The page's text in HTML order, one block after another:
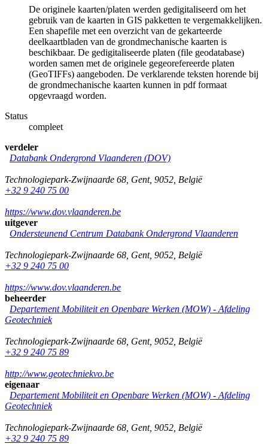
De originele kaarten/platen werden gedigitaliseerd om het
gebruik van de kaarten in GIS pakketten te vergemakkelijken.
Een shapefile met een overzicht van de gekarteerde
deelkaartbladen van de grondmechanische kaarten is
beschikbaar. De gedigitaliseerde platen (file geodatabase)
worden samen met de originele gegeorefereerde platen
(GeoTIFFs) aangeboden. De verklarende teksten horende bij
de grondmechanische kaarten kunnen in pdf formaat
opgevraagd worden.
Status
compleet
verdeler
Databank Ondergrond Vlaanderen (DOV)
Technologiepark-Zwijnaarde 68 Gent, 9052 België
+32 9 240 75 00
https://www.dov.vlaanderen.be
uitgever
Ondersteunend Centrum Databank Ondergrond Vlaanderen
Technologiepark-Zwijnaarde 68 Gent, 9052 België
+32 9 240 75 00
https://www.dov.vlaanderen.be
beheerder
Departement Mobiliteit en Openbare Werken (MOW) - Afdeling
Geotechniek
Technologiepark-Zwijnaarde 68 Gent, 9052 België
+32 9 240 75 89
http://www.geotechniekvo.be
eigenaar
Departement Mobiliteit en Openbare Werken (MOW) - Afdeling
Geotechniek
Technologiepark-Zwijnaarde 68 Gent, 9052 België
+32 9 240 75 89